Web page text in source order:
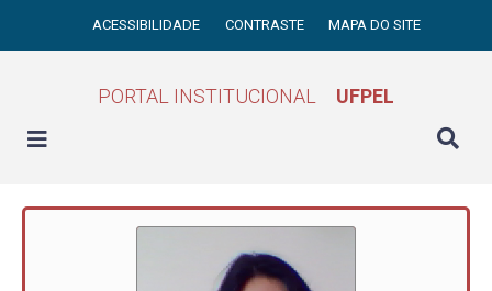
ACESSIBILIDADE CONTRASTE MAPA DO SITE
PORTAL INSTITUCIONAL UFPEL